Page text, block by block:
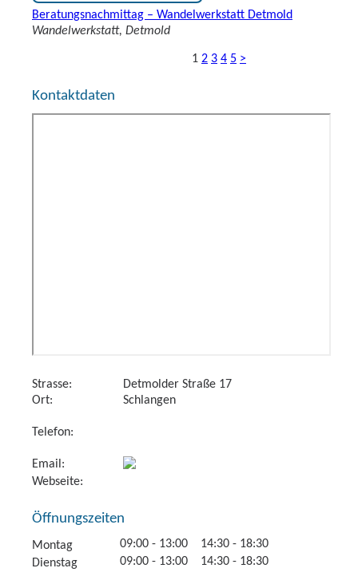
Beratungsnachmittag – Wandelwerkstatt Detmold
Wandelwerkstatt, Detmold
1 2 3 4 5 >
Kontaktdaten
Strasse:
Detmolder Straße 17
Ort:
Schlangen
Telefon:
Email:
Webseite:
Öffnungszeiten
Montag
09:00 - 13:00 14:30 - 18:30
Dienstag
09:00 - 13:00 14:30 - 18:30